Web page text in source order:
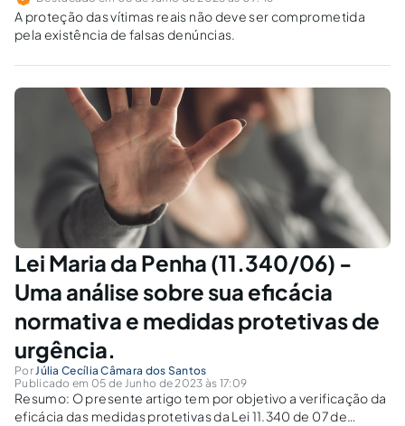
A proteção das vítimas reais não deve ser comprometida
pela existência de falsas denúncias.
Lei Maria da Penha (11.340/06) -
Uma análise sobre sua eficácia
normativa e medidas protetivas de
urgência.
PorJúlia Cecília Câmara dos Santos
Publicado em 05 de Junho de 2023 às 17:09
Resumo: O presente artigo tem por objetivo a verificação da
eficácia das medidas protetivas da Lei 11.340 de 07 de